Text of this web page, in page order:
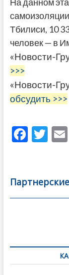
На данном
Тбилиси, 10
человек — в
«Новости-
>>>
«Новости-
обсудить >>>
F
b
o
T
er l
по
записям